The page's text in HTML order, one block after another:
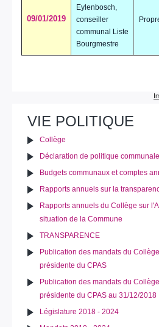
09/01/2019
Eylenbosch,
conseiller
communal Liste
Bourgmestre
document
VIE POLITIQUE
Collège
Déclaration de politique
Budgets communaux et comptes
Rapports annuels sur la
Rapports annuels du Collège sur
situation de la Commune
TRANSPARENCE
Publication des mandats du
présidente du CPAS
Publication des mandats du
présidente du CPAS au 31/12/2018
Législature 2018 - 2024